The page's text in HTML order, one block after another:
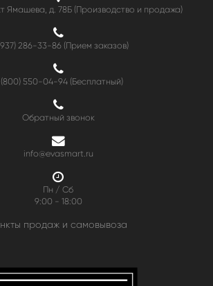
Ямашева, д. 78Б (Производство и продажа)
286-33-86 (Прием заказов)
550-04-94(Бесплатный)
Обратный звонок
info@evasmart.ru
Пн / Сб
9:00 - 18:00
продаж и самовывоза